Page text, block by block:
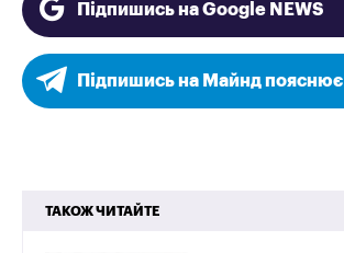
Підпишись на Google NEWS
Підпишись на Майнд пояснює
ТАКОЖ ЧИТАЙТЕ